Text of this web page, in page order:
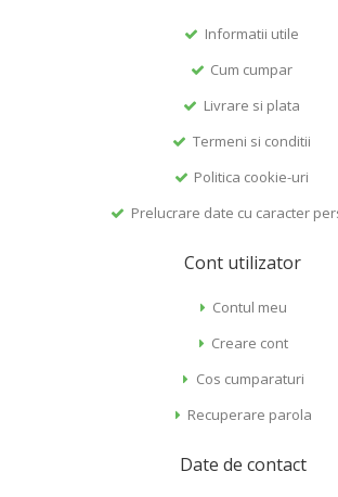
Informatii utile
Cum cumpar
Livrare si plata
Termeni si conditii
Politica cookie-uri
Prelucrare date cu caracter
Cont utilizator
Contul meu
Creare cont
Cos cumparaturi
Recuperare parola
Date de contact